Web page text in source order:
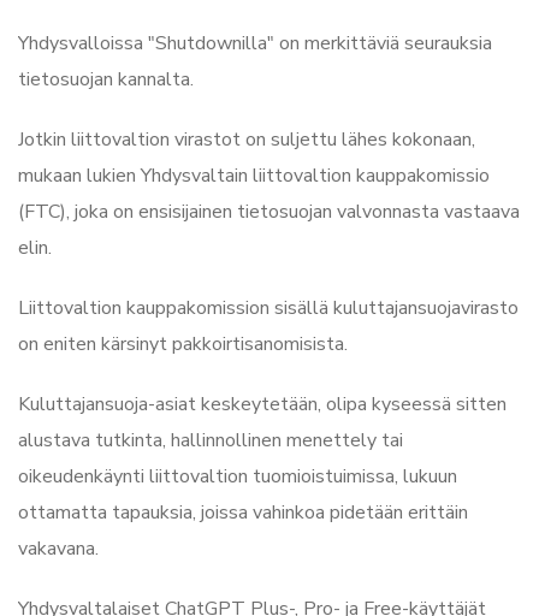
Yhdysvalloissa "Shutdownilla" on merkittäviä seurauksia
tietosuojan kannalta.
Jotkin liittovaltion virastot on suljettu lähes kokonaan,
mukaan lukien Yhdysvaltain liittovaltion kauppakomissio
(FTC), joka on ensisijainen tietosuojan valvonnasta vastaava
elin.
Liittovaltion kauppakomission sisällä kuluttajansuojavirasto
on eniten kärsinyt pakkoirtisanomisista.
Kuluttajansuoja-asiat keskeytetään, olipa kyseessä sitten
alustava tutkinta, hallinnollinen menettely tai
oikeudenkäynti liittovaltion tuomioistuimissa, lukuun
ottamatta tapauksia, joissa vahinkoa pidetään erittäin
vakavana.
Yhdysvaltalaiset ChatGPT Plus-, Pro- ja Free-käyttäjät